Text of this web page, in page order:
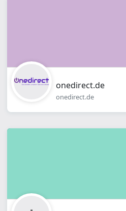
onedirect.de
onedirect.de